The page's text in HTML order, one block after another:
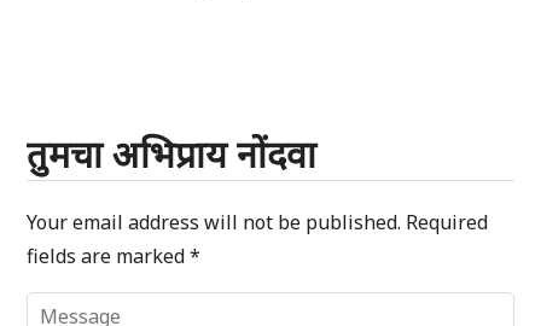
तुमचा अभिप्राय नोंदवा
Your email address will not be published. Required
fields are marked*